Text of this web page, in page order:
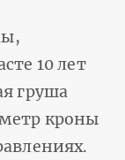
10 лет
груша
кроны